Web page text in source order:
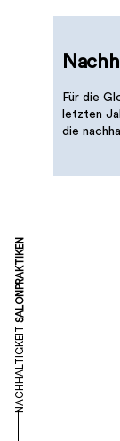
Für die
letzten
die
NACHHALTIGKEIT
SALONPRAKTIKEN